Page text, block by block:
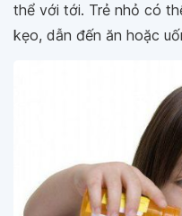
thể với tới. Trẻ nhỏ có
kẹo, dẫn đến ăn hoặc